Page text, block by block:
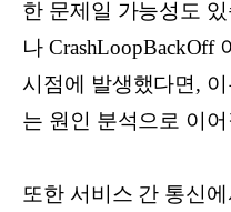
한 문제일 가능성도
나 CrashLoopBackOff
시점에 발생했다면,
는 원인 분석으로 이
또한 서비스 간 통신